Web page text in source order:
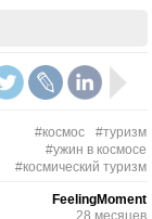
#космос
#туризм
#ужин в космосе
#космический туризм
FeelingMoment
28 месяцев